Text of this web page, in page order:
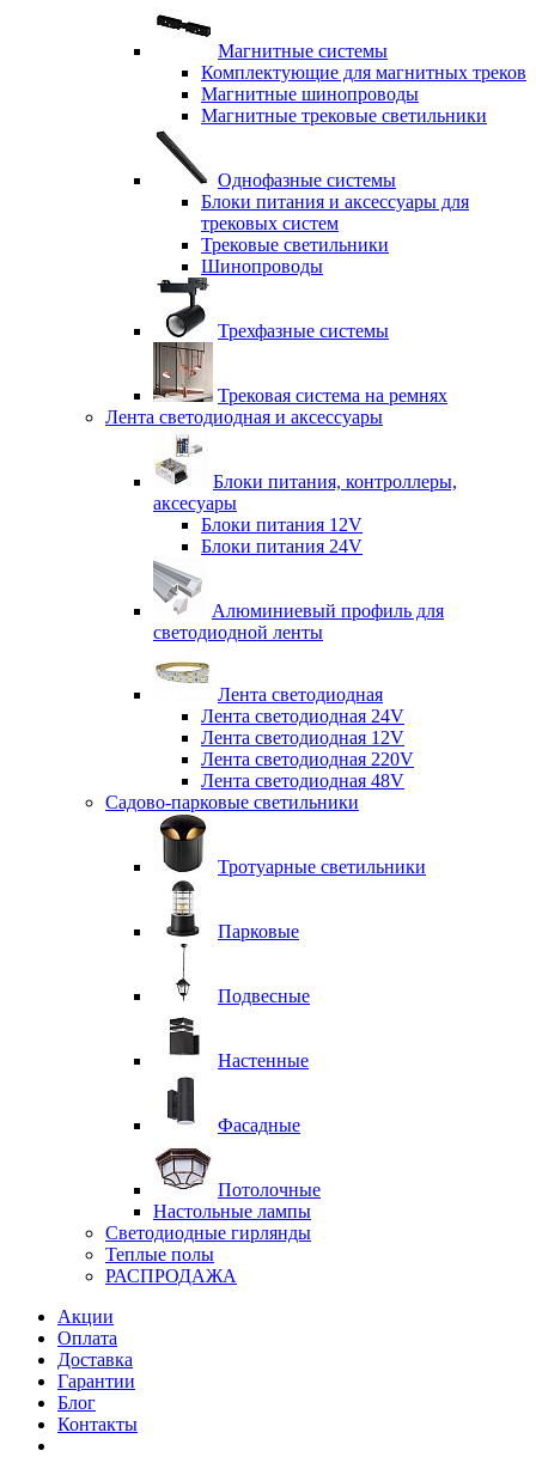
Магнитные системы
Комплектующие для магнитных треков
Магнитные шинопроводы
Магнитные трековые светильники
Однофазные системы
Блоки питания и аксессуары для
трековых систем
Трековые светильники
Шинопроводы
Трехфазные системы
Трековая система на ремнях
Лента светодиодная и аксессуары
Блоки питания, контроллеры,
аксесуары
Блоки питания 12V
Блоки питания 24V
Алюминиевый профиль для
светодиодной ленты
Лента светодиодная
Лента светодиодная 24V
Лента светодиодная 12V
Лента светодиодная 220V
Лента светодиодная 48V
Садово-парковые светильники
Тротуарные светильники
Парковые
Подвесные
Настенные
Фасадные
Потолочные
Настольные лампы
Светодиодные гирлянды
Теплые полы
РАСПРОДАЖА
Акции
Оплата
Доставка
Гарантии
Блог
Контакты